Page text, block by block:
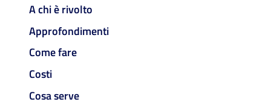
A chi è rivolto
Approfondimenti
Come fare
Costi
Cosa serve